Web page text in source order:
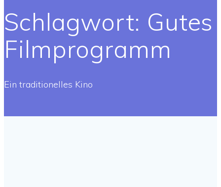
Schlagwort: Gutes
Filmprogramm
Ein traditionelles Kino